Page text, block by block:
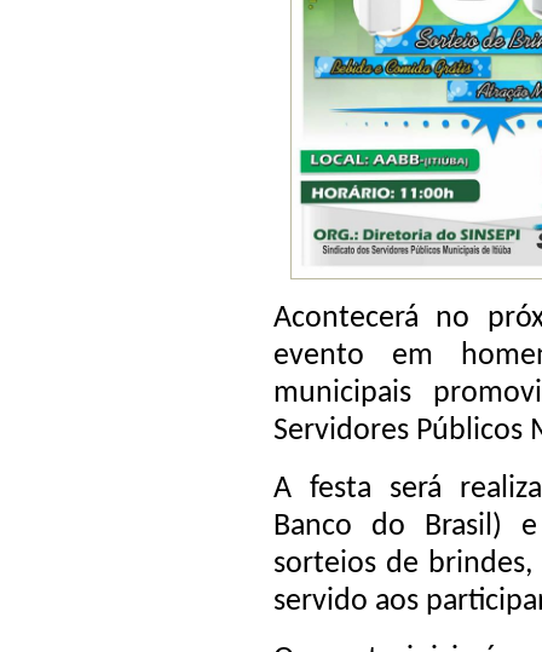
Acontecerá no
evento em
municipais
Servidores Públicos
A festa será
Banco do Brasil)
sorteios de
servido aos